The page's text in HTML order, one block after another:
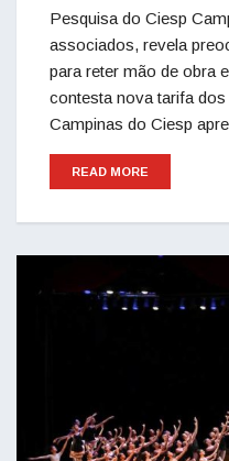
Pesquisa do Ciesp
associados, revela
para reter mão de obra
contesta nova tarifa
Campinas do Ciesp
READ MORE